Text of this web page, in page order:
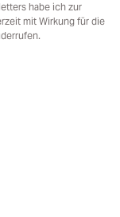
habe ich zur
mit Wirkung für die